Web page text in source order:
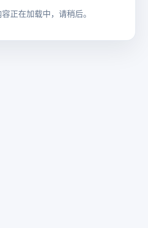
正在加载中，请稍后。